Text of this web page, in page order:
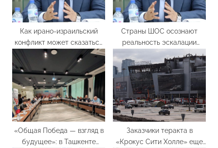
t
:
Как ирано-израильский
конфликт может сказаться
на Узбекистане
Страны ШОС осознают
реальность эскалации
террористических угроз –
политолог Бахтиёр
Эргашев
«Общая Победа — взгляд в
будущее»: в Ташкенте
Заказчики теракта в
«Крокус Сити Холле» еще